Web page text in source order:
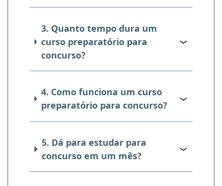
3. Quanto tempo dura um
curso preparatório para
concurso?
4. Como funciona um curso
preparatório para concurso?
5. Dá para estudar para
concurso em um mês?